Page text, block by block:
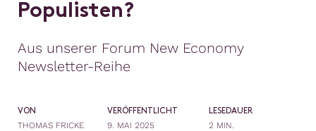
Populisten?
Aus unserer Forum New Economy
Newsletter-Reihe
VON
THOMAS FRICKE
VERÖFFENTLICHT
9. MAI 2025
LESEDAUER
2 MIN.